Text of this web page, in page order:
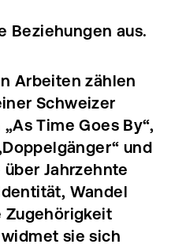
Beziehungen aus.
Arbeiten zählen
Schweizer
Time Goes By“,
und
über Jahrzehnte
Wandel
Zugehörigkeit
sie sich